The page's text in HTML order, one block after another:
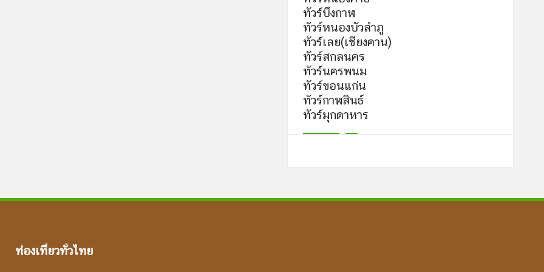
ทัวร์บึงกาฬ
ทัวร์หนองบัวลำภู
ทัวร์เลย(เชียงคาน)
ทัวร์สกลนคร
ทัวร์นครพนม
ทัวร์ขอนแก่น
ทัวร์กาฬสินธ์
ทัวร์มุกดาหาร
ท่องเที่ยวทั่วไทย